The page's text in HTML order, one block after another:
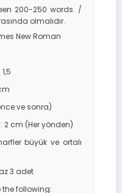
200-250 words. /
olmalıdır.
New Roman
ve sonra)
2 cm (Her yönden)
büyük ve ortalı
3 adet
following: